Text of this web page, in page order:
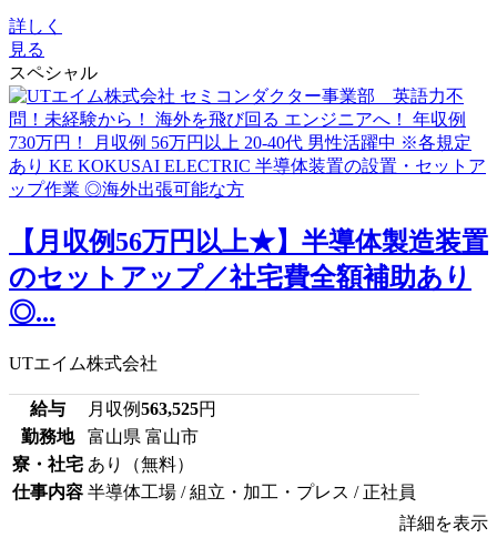
詳しく
見る
スペシャル
【月収例56万円以上★】半導体製造装置
のセットアップ／社宅費全額補助あり
◎...
UTエイム株式会社
給与 月収例563,525円
勤務地
富山県 富山市
寮・社宅 あり（無料）
仕事内容 半導体工場 / 組立・加工・プレス / 正社員
詳細を表示